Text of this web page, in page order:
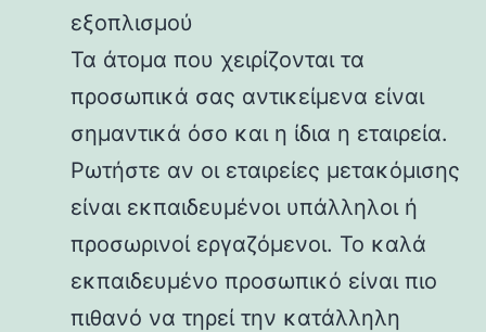
εξοπλισμού
Τα άτομα που χειρίζονται τα
προσωπικά σας αντικείμενα είναι
σημαντικά όσο και η ίδια η εταιρεία.
Ρωτήστε αν οι εταιρείες μετακόμισης
είναι εκπαιδευμένοι υπάλληλοι ή
προσωρινοί εργαζόμενοι. Το καλά
εκπαιδευμένο προσωπικό είναι πιο
πιθανό να τηρεί την κατάλληλη